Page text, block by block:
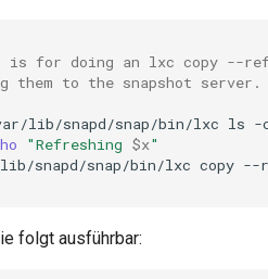
for doing an lxc copy --
them to the snapshot server.
lib/snapd/snap/bin/lxc ls -
"Refreshing $x"
snapd/snap/bin/lxc copy --
folgt ausführbar: